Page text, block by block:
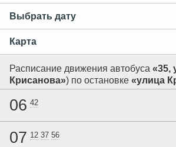
Выбрать дату
Карта
Расписание движения автобуса «35,
Крисанова») по остановке «улица
06 42
07 12 37 56